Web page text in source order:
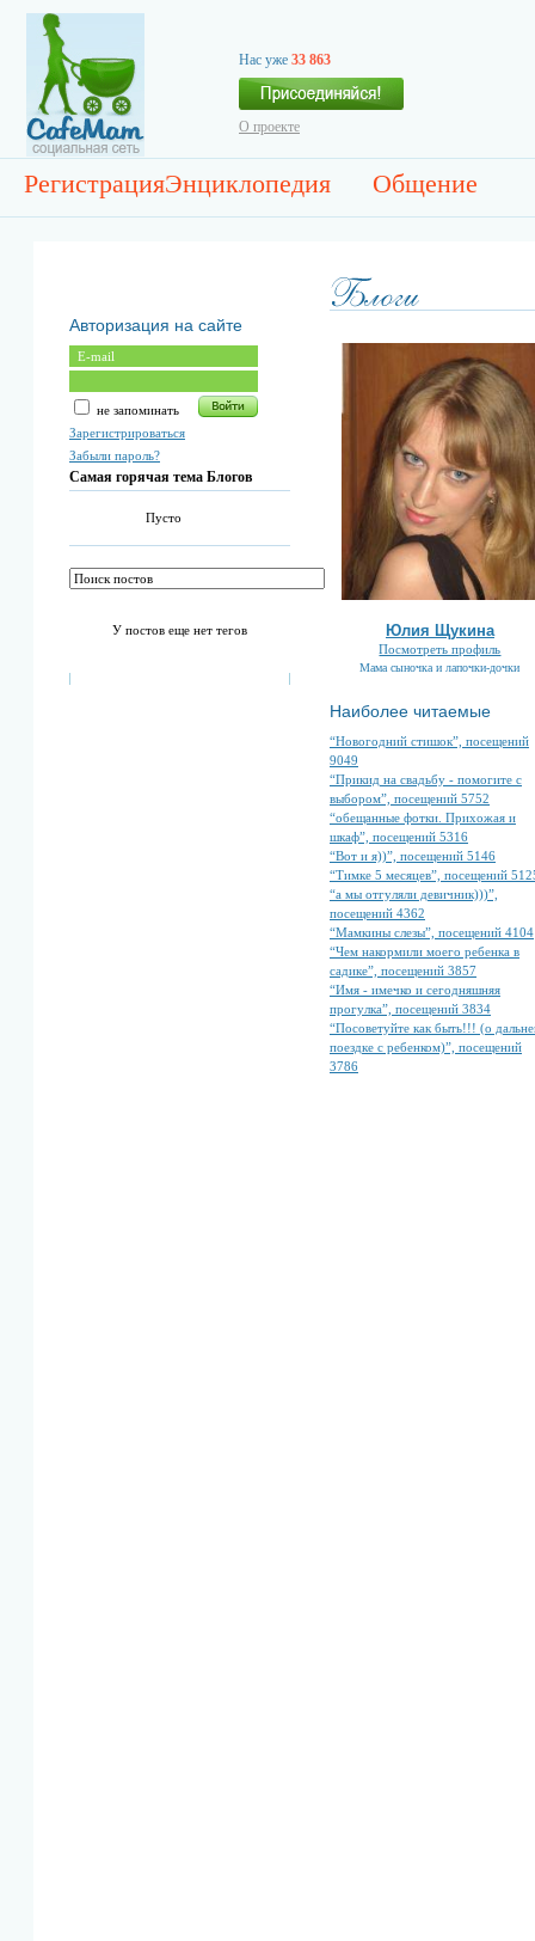
Нас уже 33 863
О проекте
РегистрацияЭнциклопедия Общение
Авторизация на сайте
не запоминать
Зарегистрироваться
Забыли пароль?
Самая горячая тема Блогов
Пусто
У постов еще нет тегов Юлия Щукина
Посмотреть профиль
Мама сыночка и лапочки-дочки
Наиболее читаемые
“Новогодний стишок”, посещений
9049
“Прикид на свадьбу - помогите с
выбором”, посещений 5752
“обещанные фотки. Прихожая и
шкаф”, посещений 5316
“Вот и я))”, посещений 5146
“Тимке 5 месяцев”, посещений
“а мы отгуляли девичник)))”,
посещений 4362
“Мамкины слезы”, посещений 4104
“Чем накормили моего ребенка в
садике”, посещений 3857
“Имя - имечко и сегодняшняя
прогулка”, посещений 3834
“Посоветуйте как быть!!! (о
поездке с ребенком)”, посещений
3786